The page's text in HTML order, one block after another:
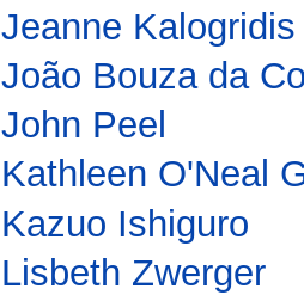
Jeanne Kalogridis
João Bouza da
John Peel
Kathleen O'Neal
Kazuo Ishiguro
Lisbeth Zwerger